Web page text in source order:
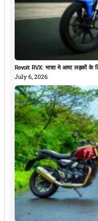
Revolt RVX: भारत मे आया लड़कों के
July 6, 2026